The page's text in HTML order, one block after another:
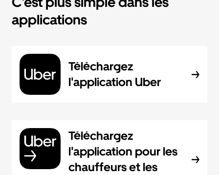
applications
Téléchargez
l'application Uber
Téléchargez
l'application pour les
chauffeurs et les